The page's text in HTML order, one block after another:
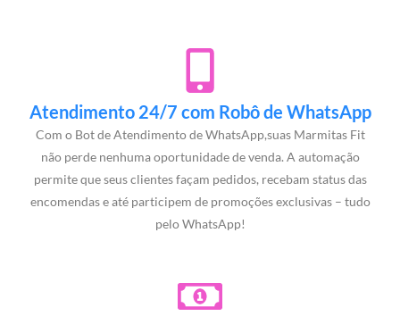
Atendimento 24/7 com Robô de WhatsApp
Com o Bot de Atendimento de WhatsApp,suas Marmitas Fit
não perde nenhuma oportunidade de venda. A automação
permite que seus clientes façam pedidos, recebam status das
encomendas e até participem de promoções exclusivas – tudo
pelo WhatsApp!